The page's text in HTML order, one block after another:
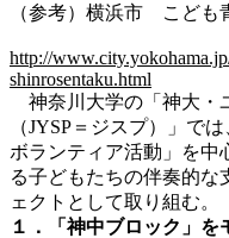
（参考）横浜市 こど
http://
shinrosentaku.html
神奈川大学の「神大・
（JYSP＝ジスプ）」で
ボランティア活動」を中
る子どもたちの伴奏的な
ェクトとして取り組む。
１．「神中ブロック」